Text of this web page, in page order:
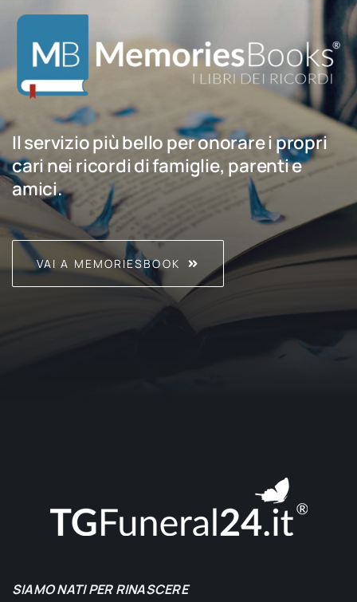
Il servizio più bello per onorare i propri
cari nei ricordi di famiglie, parenti e
amici.
VAI A MEMORIESBOOK
SIAMO NATI PER RINASCERE